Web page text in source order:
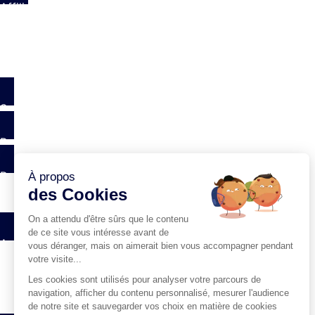
Affiliation
Login
Secteurs
Prospect Lab
Ressources
News
Interviews
A propos
Groupe Isoskèle
Nous rejoindre
Contactez-nous
Exercice des droits